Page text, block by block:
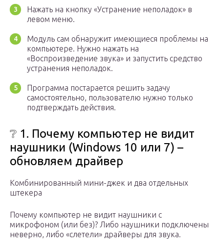
Нажать на кнопку «Устранение неполадок» в
левом меню.
Модуль сам обнаружит имеющиеся проблемы на
компьютере. Нужно нажать на
«Воспроизведение звука» и запустить средство
устранения неполадок.
Программа постарается решить задачу
самостоятельно, пользователю нужно только
подтверждать действия.
❔ 1. Почему компьютер не видит
наушники (Windows 10 или 7) –
обновляем драйвер
Комбинированный мини-джек и два отдельных
штекера
Почему компьютер не видит наушники с
микрофоном (или без)? Либо наушники подключены
неверно, либо «слетели» драйверы для звука.